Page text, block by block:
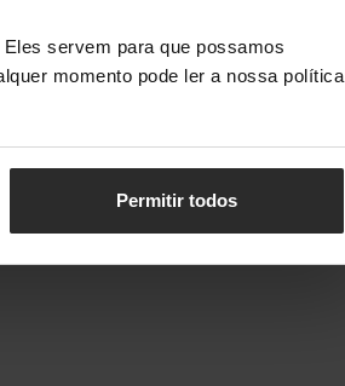
servem para que possamos
momento pode ler a nossa política
Permitir todos